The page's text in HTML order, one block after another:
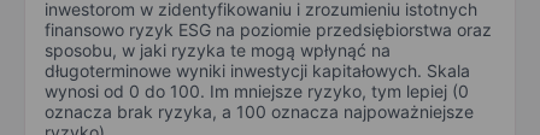
inwestorom w zidentyfikowaniu i zrozumieniu istotnych
finansowo ryzyk ESG na poziomie przedsiębiorstwa oraz
sposobu, w jaki ryzyka te mogą wpłynąć na
długoterminowe wyniki inwestycji kapitałowych. Skala
wynosi od 0 do 100. Im mniejsze ryzyko, tym lepiej (0
oznacza brak ryzyka, a 100 oznacza najpoważniejsze